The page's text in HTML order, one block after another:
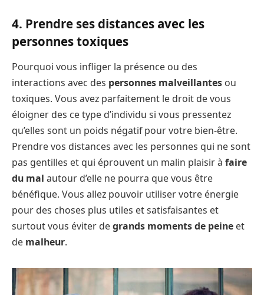
4. Prendre ses distances avec les
personnes toxiques
Pourquoi vous infliger la présence ou des
interactions avec des personnes malveillantes ou
toxiques. Vous avez parfaitement le droit de vous
éloigner des ce type d’individu si vous pressentez
qu’elles sont un poids négatif pour votre bien-être.
Prendre vos distances avec les personnes qui ne sont
pas gentilles et qui éprouvent un malin plaisir à faire
du mal autour d’elle ne pourra que vous être
bénéfique. Vous allez pouvoir utiliser votre énergie
pour des choses plus utiles et satisfaisantes et
surtout vous éviter degrands moments de peine et
de malheur.